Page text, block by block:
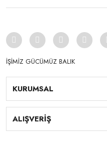
İŞİMİZ GÜCÜMÜZ BALIK
KURUMSAL
ALIŞVERİŞ